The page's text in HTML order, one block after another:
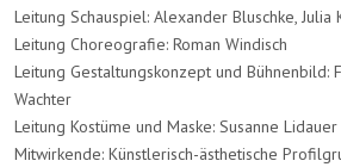
Leitung Schauspiel: Alexander Bluschke, Julia
Leitung Choreografie: Roman Windisch
Leitung Gestaltungskonzept und Bühnenbild:
Wachter
Leitung Kostüme und Maske: Susanne Lidauer
Mitwirkende: Künstlerisch-ästhetische